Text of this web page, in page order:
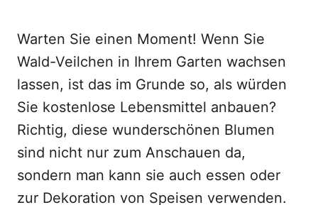
Warten Sie einen Moment! Wenn Sie
Wald-Veilchen in Ihrem Garten wachsen
lassen, ist das im Grunde so, als würden
Sie kostenlose Lebensmittel anbauen?
Richtig, diese wunderschönen Blumen
sind nicht nur zum Anschauen da,
sondern man kann sie auch essen oder
zur Dekoration von Speisen verwenden.